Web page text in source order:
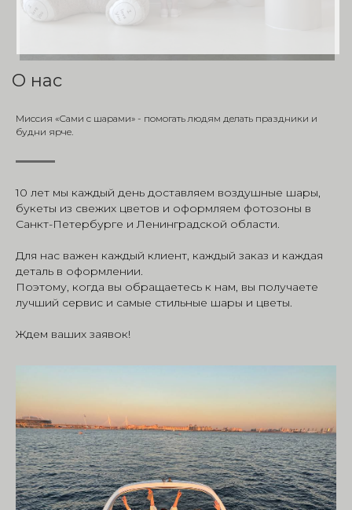
О нас
Миссия «Сами с шарами» - помогать людям делать праздники и
будни ярче.
10 лет мы каждый день доставляем воздушные шары,
букеты из свежих цветов и оформляем фотозоны в
Санкт-Петербурге и Ленинградской области.
Для нас важен каждый клиент, каждый заказ и каждая
деталь в оформлении.
Поэтому, когда вы обращаетесь к нам, вы получаете
лучший сервис и самые стильные шары и цветы.
Ждем ваших заявок!